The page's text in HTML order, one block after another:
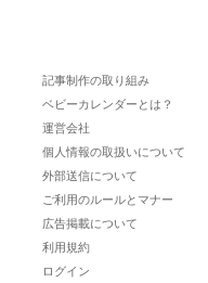
記事制作の取り組み
ベビーカレンダーとは？
運営会社
個人情報の取扱いについて
外部送信について
ご利用のルールとマナー
広告掲載について
利用規約
ログイン